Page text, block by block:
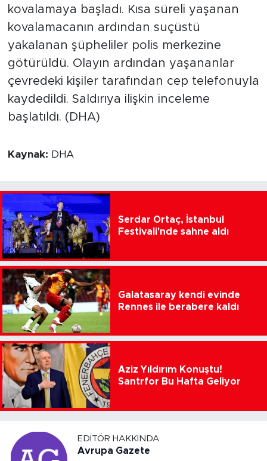
kovalamaya başladı. Kısa süreli yaşanan
kovalamacanın ardından suçüstü
yakalanan şüpheliler polis merkezine
götürüldü. Olayın ardından yaşananlar
çevredeki kişiler tarafından cep telefonuyla
kaydedildi. Saldırıya ilişkin inceleme
başlatıldı. (DHA)
Kaynak: DHA
Serdar Ortaç, İstanbul
Festivali'nde sahne aldı
Galatasaray kendi evinde
Rennes ile berabere kaldı
Aziz Yıldırım Konuştu!
Santrfor Bu Hafta Geliyor
EDITÖR HAKKINDA
Avrupa Gazete